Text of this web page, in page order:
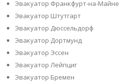
Эвакуатор Франкфурт-на-Майне
Эвакуатор Штутгарт
Эвакуатор Дюссельдорф
Эвакуатор Дортмунд
Эвакуатор Эссен
Эвакуатор Лейпциг
Эвакуатор Бремен